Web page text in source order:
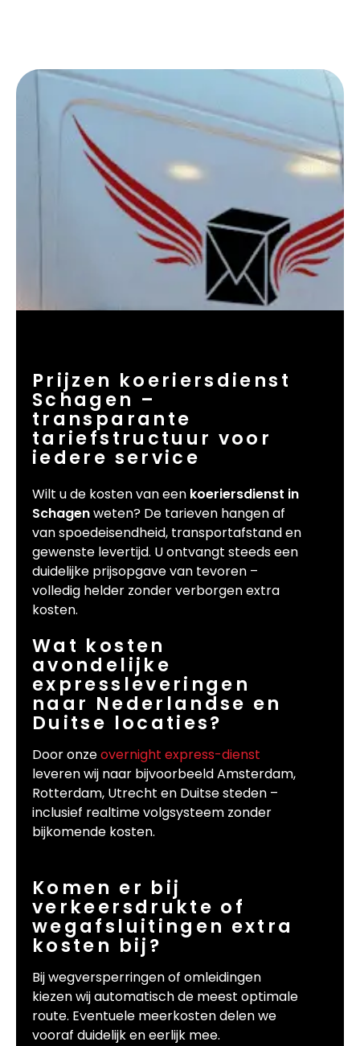
Prijzen koeriersdienst
Schagen –
transparante
tariefstructuur voor
iedere service
Wilt u de kosten van een koeriersdienst in
Schagenweten? De tarieven hangen af
van spoedeisendheid, transportafstand en
gewenste levertijd. U ontvangt steeds een
duidelijke prijsopgave van tevoren –
volledig helder zonder verborgen extra
kosten.
Wat kosten
avondelijke
expressleveringen
naar Nederlandse en
Duitse locaties?
Door onzeovernight express-dienst
leveren wij naar bijvoorbeeld Amsterdam,
Rotterdam, Utrecht en Duitse steden –
inclusief realtime volgsysteem zonder
bijkomende kosten.
Komen er bij
verkeersdrukte of
wegafsluitingen extra
kosten bij?
Bij wegversperringen of omleidingen
kiezen wij automatisch de meest optimale
route. Eventuele meerkosten delen we
vooraf duidelijk en eerlijk mee.